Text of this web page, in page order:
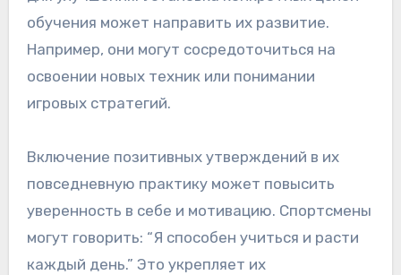
обучения может направить их развитие.
Например, они могут сосредоточиться на
освоении новых техник или понимании
игровых стратегий.
Включение позитивных утверждений в их
повседневную практику может повысить
уверенность в себе и мотивацию. Спортсмены
могут говорить: “Я способен учиться и расти
каждый день.” Это укрепляет их